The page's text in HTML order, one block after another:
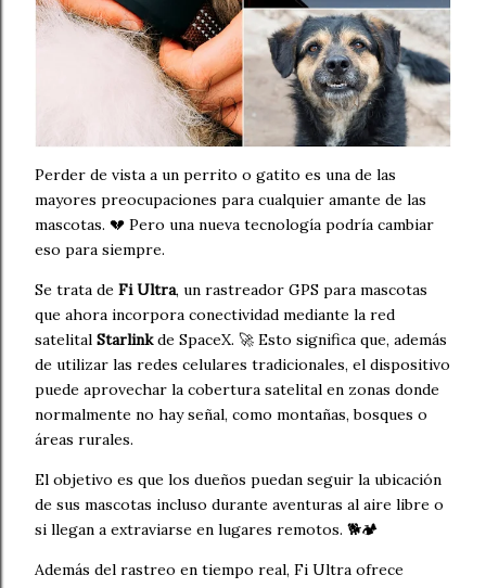
Perder de vista a un perrito o gatito es una de las
mayores preocupaciones para cualquier amante de las
mascotas. 💔 Pero una nueva tecnología podría cambiar
eso para siempre.
Se trata de Fi Ultra, un rastreador GPS para mascotas
que ahora incorpora conectividad mediante la red
satelital Starlinkde SpaceX. 🚀 Esto significa que, además
de utilizar las redes celulares tradicionales, el dispositivo
puede aprovechar la cobertura satelital en zonas donde
normalmente no hay señal, como montañas, bosques o
áreas rurales.
El objetivo es que los dueños puedan seguir la ubicación
de sus mascotas incluso durante aventuras al aire libre o
si llegan a extraviarse en lugares remotos. 🐕🏕️
Además del rastreo en tiempo real, Fi Ultra ofrece